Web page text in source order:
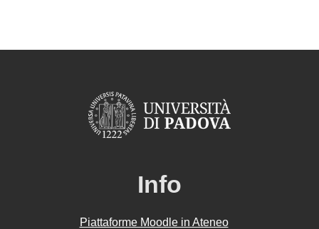
Info
Piattaforme Moodle in Ateneo